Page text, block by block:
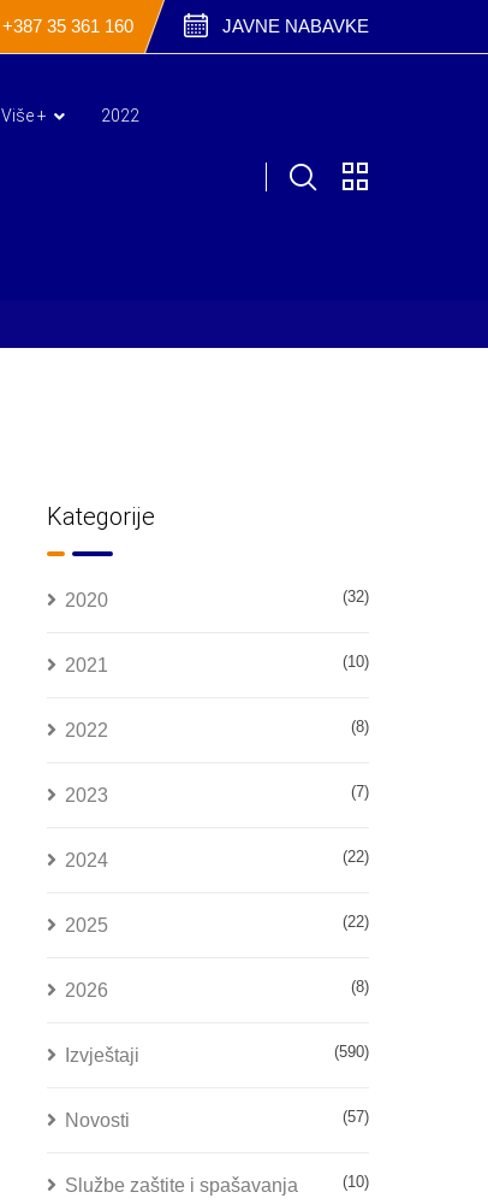
+387 35 361 160 JAVNE NABAVKE
Više + 2022
Kategorije
2020 (32)
2021 (10)
2022 (8)
2023 (7)
2024 (22)
2025 (22)
2026 (8)
Izvještaji (590)
Novosti (57)
Službe zaštite i spašavanja (10)